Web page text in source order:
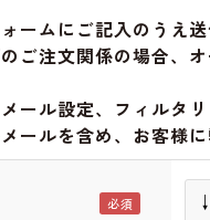
ームにご記入のうえ
ご注文関係の場合、
ール設定、フィルタ
ールを含め、お客様